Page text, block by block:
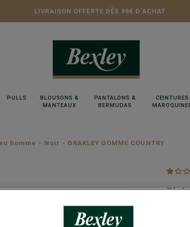
LIVRAISON OFFERTE DÈS 99€ D'ACHAT
PULLS
BLOUSONS &
MANTEAUX
PANTALONS &
BERMUDAS
CEINTURES
homme - Noir - GRAKLEY GOMME COUNTRY